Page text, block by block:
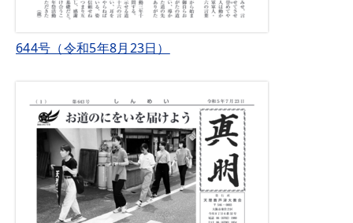
644号（令和5年8月23日）